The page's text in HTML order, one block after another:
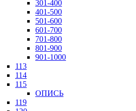
301-400
401-500
501-600
601-700
701-800
801-900
901-1000
113
114
115
ОПИСЬ
119